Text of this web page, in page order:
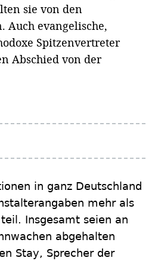
sie von den
Auch evangelische,
Spitzenvertreter
Abschied von der
in ganz Deutschland
mehr als
Insgesamt seien an
abgehalten
Stay, Sprecher der